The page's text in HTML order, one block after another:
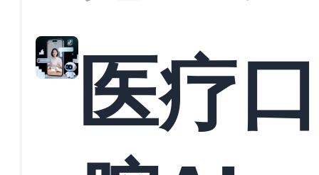
准？
教育机
医疗口